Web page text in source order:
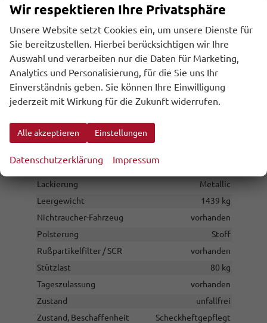
Sonstiges
Antriebsart
Verbrennungsmotor (ICE)
Anzahl Sitzplätze
Anzahl Türen
5-türig
Garantieleistung
Lackierung
Metallic
Leergewicht
1439 kg
Nichtraucher-Fahrzeug
vorhanden
Polsterung
Stoff
Rußpartikelfilter / SCR
vorhanden
Stützlast
80 kg
Tageszulassung
vorhanden
Zustand
unfallfrei
Zustand, Beschaffenheit
Scheckheftgepflegt
Wir respektieren Ihre Privatsphäre
Unsere Website setzt Cookies ein, um unsere Dienste für
Sie bereitzustellen. Hierbei berücksichtigen wir Ihre
Auswahl und verarbeiten nur die Daten für Marketing,
Analytics und Personalisierung, für die Sie uns Ihr
Einverständnis geben. Sie können Ihre Einwilligung
jederzeit mit Wirkung für die Zukunft widerrufen.
Alle akzeptieren Einstellungen
Datenschutzerklärung Impressum